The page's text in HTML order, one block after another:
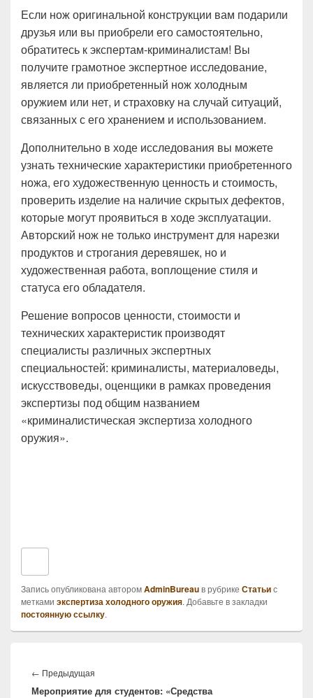
Если нож оригинальной конструкции вам подарили
друзья или вы приобрели его самостоятельно,
обратитесь к экспертам-криминалистам! Вы
получите грамотное экспертное исследование,
является ли приобретенный нож холодным
оружием или нет, и страховку на случай ситуаций,
связанных с его хранением и использованием.
Дополнительно в ходе исследования вы можете
узнать технические характеристики приобретенного
ножа, его художественную ценность и стоимость,
проверить изделие на наличие скрытых дефектов,
которые могут проявиться в ходе эксплуатации.
Авторский нож не только инструмент для нарезки
продуктов и строгания деревяшек, но и
художественная работа, воплощение стиля и
статуса его обладателя.
Решение вопросов ценности, стоимости и
технических характеристик производят
специалисты различных экспертных
специальностей: криминалисты, материаловеды,
искусствоведы, оценщики в рамках проведения
экспертизы под общим названием
«криминалистическая экспертиза холодного
оружия».
Запись опубликована авторомAdminBureauв рубрике Статьис
метками экспертиза холодного оружия. Добавьте в закладки
постоянную ссылку.
по
записям
← Предыдущая
запись:
Мероприятие для студентов: «Средства